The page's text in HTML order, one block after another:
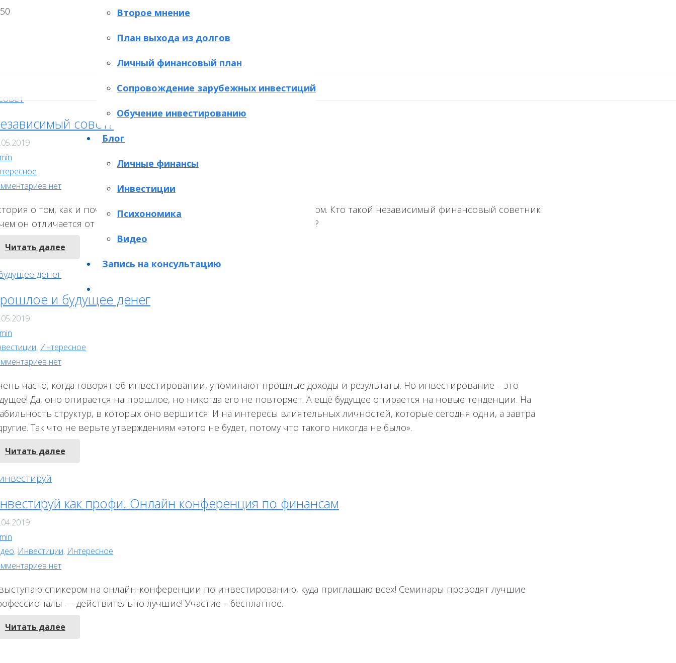
Второе мнение
План выхода из долгов
Личный финансовый план
Сопровождение зарубежных инвестиций
Обучение инвестированию
Блог
Личные финансы
Инвестиции
Психономика
Видео
Запись на консультацию
совет?
нет
о том, как и почему я стала независимым финансовым советником. Кто такой независимый финансовый советник
он отличается от штатных советников в управляющих компаниях?
Читать далее
и будущее денег
, Интересное
нет
часто, когда говорят об инвестировании, упоминают прошлые доходы и результаты. Но инвестирование – это
Да, оно опирается на прошлое, но никогда его не повторяет. А ещё будущее опирается на новые тенденции. На
структур, в которых оно вершится. И на интересы влиятельных личностей, которые сегодня одни, а завтра
Так что не верьте утверждениям «этого не будет, потому что такого никогда не было».
Читать далее
как профи. Онлайн конференция по финансам
, Инвестиции, Интересное
нет
спикером на онлайн-конференции по инвестированию, куда приглашаю всех! Семинары проводят лучшие
— действительно лучшие! Участие – бесплатное.
Читать далее